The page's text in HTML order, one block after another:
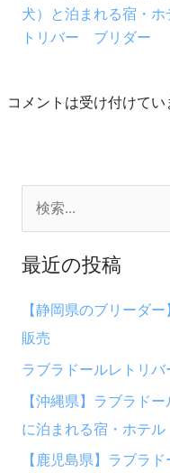
犬）と泊まれる宿・
トリバー ブリダー
コメントは受け付けてい
対
最近の投稿
【静岡県のブリーダ
販売
ラブラドールレトリ
【沖縄県】ラブラド
に泊まれる宿・ホテル
【鹿児島県】ラブラ